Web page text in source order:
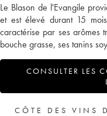
Le Blason de l'Evangile
et est élevé durant 15
caractérise par ses arômes
bouche grasse, ses tanins
CONSULTER LES
CÔTE DES VINS